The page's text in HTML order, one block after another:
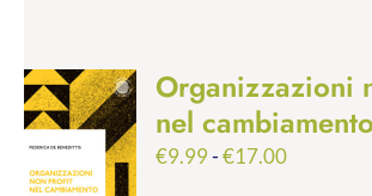
Organizzazioni
nel cambiamento
€9.99-€17.00Fascia